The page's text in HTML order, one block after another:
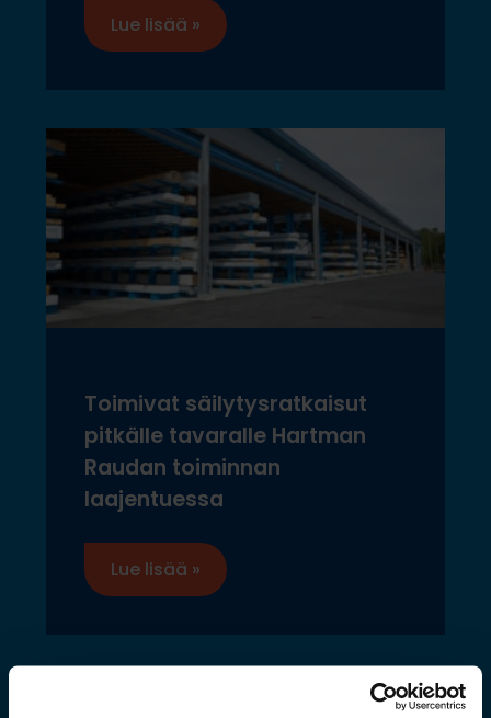
Lue lisää »
Toimivat säilytysratkaisut
pitkälle tavaralle Hartman
Raudan toiminnan
laajentuessa
Lue lisää »